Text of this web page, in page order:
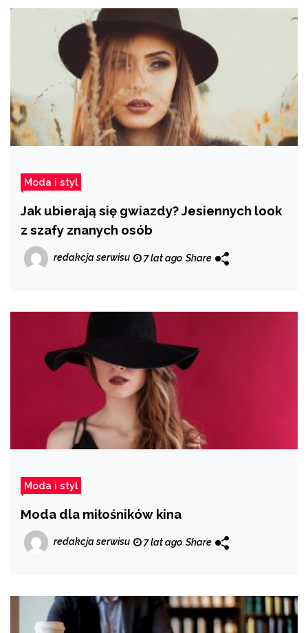
Moda i styl
Jak ubierają się gwiazdy? Jesiennych look
z szafy znanych osób
redakcja serwisu 7 lat ago Share
Moda i styl
Moda dla miłośników kina
redakcja serwisu 7 lat ago Share